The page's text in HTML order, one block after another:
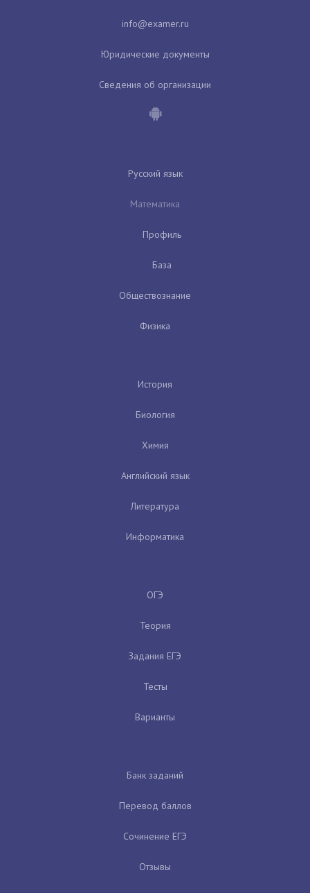
Юридические документы
Сведения об организации
Русский язык
Математика
Профиль
База
Обществознание
Физика
История
Биология
Химия
Английский язык
Литература
Информатика
ОГЭ
Теория
Задания ЕГЭ
Тесты
Варианты
Банк заданий
Перевод баллов
Сочинение ЕГЭ
Отзывы